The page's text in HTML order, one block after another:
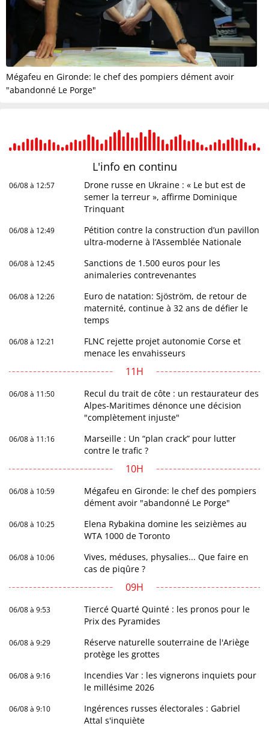
Mégafeu en Gironde: le chef des pompiers dément avoir
"abandonné Le Porge"
L'info en continu
06/08 à 12:57
Drone russe en Ukraine : « Le but est de
semer la terreur », affirme Dominique
Trinquant
06/08 à 12:49
Pétition contre la construction d’un pavillon
ultra-moderne à l’Assemblée Nationale
06/08 à 12:45
Sanctions de 1.500 euros pour les
animaleries contrevenantes
06/08 à 12:26
Euro de natation: Sjöström, de retour de
maternité, continue à 32 ans de défier le
temps
06/08 à 12:21
FLNC rejette projet autonomie Corse et
menace les envahisseurs
11H
06/08 à 11:50
Recul du trait de côte : un restaurateur des
Alpes-Maritimes dénonce une décision
"complètement injuste"
06/08 à 11:16
Marseille : Un “plan crack” pour lutter
contre le trafic ?
10H
06/08 à 10:59
Mégafeu en Gironde: le chef des pompiers
dément avoir "abandonné Le Porge"
06/08 à 10:25
Elena Rybakina domine les seizièmes au
WTA 1000 de Toronto
06/08 à 10:06
Vives, méduses, physalies... Que faire en
cas de piqûre ?
09H
06/08 à 9:53
Tiercé Quarté Quinté : les pronos pour le
Prix des Pyramides
06/08 à 9:29
Réserve naturelle souterraine de l'Ariège
protège les grottes
06/08 à 9:16
Incendies Var : les vignerons inquiets pour
le millésime 2026
06/08 à 9:10
Ingérences russes électorales : Gabriel
Attal s'inquiète